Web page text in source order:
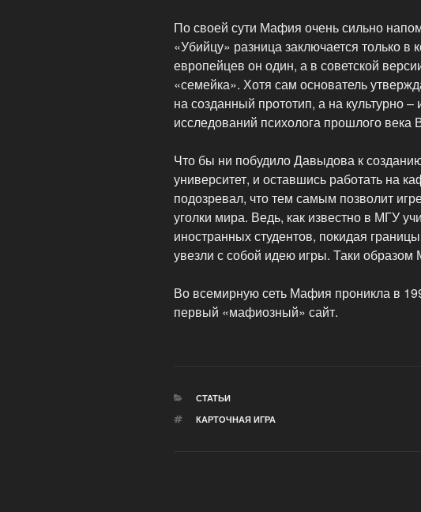
По своей сути Мафия очень сильно
«Убийцу» разница заключается только в
европейцев он один, а в советской
«семейка». Хотя сам основатель
на созданный прототип, а на культурно –
исследований психолога прошлого века
Что бы ни побудило Давыдова к
университет, и оставшись работать на
подозревал, что тем самым позволит
уголки мира. Ведь, как известно в МГУ
иностранных студентов, покидая
увезли с собой идею игры. Таки
Во всемирную сеть Мафия проникла в
первый «мафиозный» сайт.
РУБРИКИ
СТАТЬИ
МЕТКИ
КАРТОЧНАЯ ИГРА